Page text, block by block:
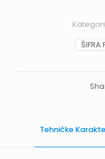
ŠIFRA
Tehničke